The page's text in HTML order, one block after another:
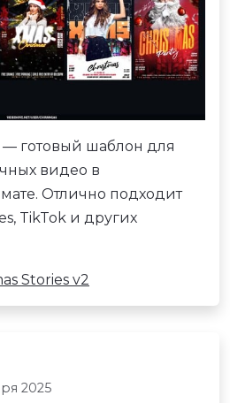
— готовый шаблон для
видео в
Отлично подходит
TikTok и других
Stories v2
2025